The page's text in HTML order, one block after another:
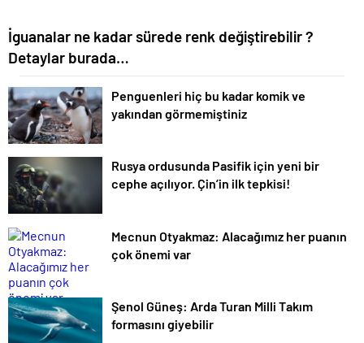
İguanalar ne kadar sürede renk değiştirebilir ?
Detaylar burada…
Penguenleri hiç bu kadar komik ve
yakından görmemiştiniz
Rusya ordusunda Pasifik için yeni bir
cephe açılıyor. Çin’in ilk tepkisi!
Mecnun Otyakmaz: Alacağımız her puanın
çok önemi var
Şenol Güneş: Arda Turan Milli Takım
formasını giyebilir